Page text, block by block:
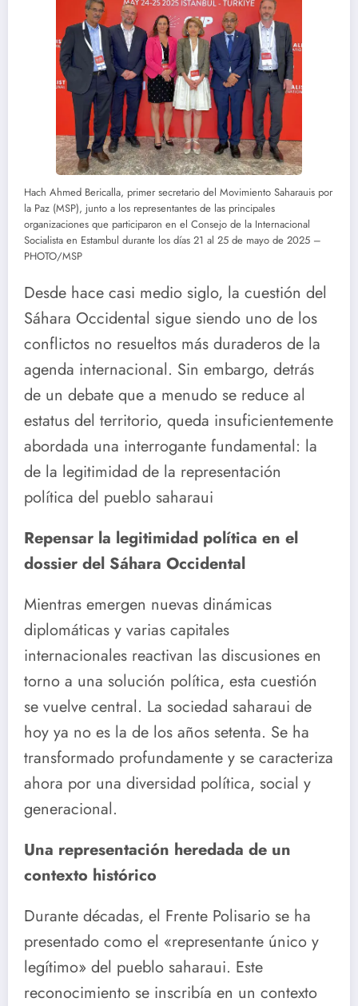
Hach Ahmed Bericalla, primer secretario del Movimiento Saharauis por
la Paz (MSP), junto a los representantes de las principales
organizaciones que participaron en el Consejo de la Internacional
Socialista en Estambul durante los días 21 al 25 de mayo de 2025 –
PHOTO/MSP
Desde hace casi medio siglo, la cuestión del
Sáhara Occidental sigue siendo uno de los
conflictos no resueltos más duraderos de la
agenda internacional. Sin embargo, detrás
de un debate que a menudo se reduce al
estatus del territorio, queda insuficientemente
abordada una interrogante fundamental: la
de la legitimidad de la representación
política del pueblo saharaui
Repensar la legitimidad política en el
dossier del Sáhara Occidental
Mientras emergen nuevas dinámicas
diplomáticas y varias capitales
internacionales reactivan las discusiones en
torno a una solución política, esta cuestión
se vuelve central. La sociedad saharaui de
hoy ya no es la de los años setenta. Se ha
transformado profundamente y se caracteriza
ahora por una diversidad política, social y
generacional.
Una representación heredada de un
contexto histórico
Durante décadas, el Frente Polisario se ha
presentado como el «representante único y
legítimo» del pueblo saharaui. Este
reconocimiento se inscribía en un contexto